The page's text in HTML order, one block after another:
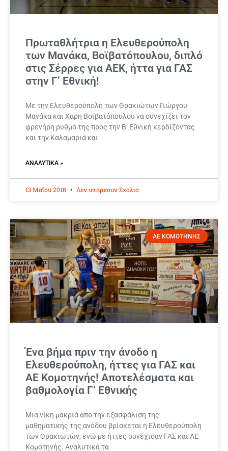
Πρωταθλήτρια η Ελευθερούπολη
των Μανάκα, Βοϊβατόπουλου, διπλό
στις Σέρρες για ΑΕΚ, ήττα για ΓΑΣ
στην Γ’ Εθνική!
Με την Ελευθερούπολη των Θρακιώτων Γιώργου
Μανάκα και Χάρη Βοϊβατόπουλου να συνεχίζει τον
φρενήρη ρυθμό της προς την Β’ Εθνική κερδίζοντας
και την Καλαμαριά και
ΑΝΑΛΥΤΙΚΆ »
13 Μαΐου 2018 Δεν υπάρχουν Σχόλια
ΑΕ ΚΟΜΟΤΗΝΗΣ
Ένα βήμα πριν την άνοδο η
Ελευθερούπολη, ήττες για ΓΑΣ και
ΑΕ Κομοτηνής! Αποτελέσματα και
βαθμολογία Γ’ Εθνικής
Μια νίκη μακριά απο την εξασφάλιση της
μαθηματικής της ανόδου βρίσκεται η Ελευθερούπολη
των Θρακιωτών, ενώ με ήττες συνέχισαν ΓΑΣ και ΑΕ
Κομοτηνής. Αναλυτικά τα